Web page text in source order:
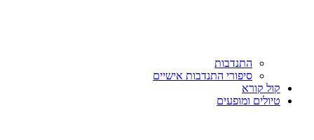
התנדבות
סיפורי התנדבות אישיים
קול קורא
טיולים ומופעים